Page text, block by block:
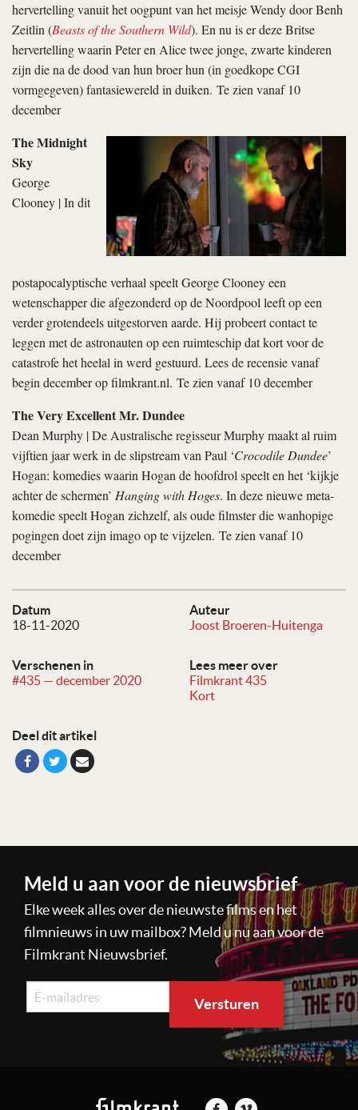
Datum
18-11-2020
Auteur
Joost Broeren-Huitenga
Verschenen in
#435 — december 2020
Lees meer over
Filmkrant 435
Kort
Deel dit artikel
hervertelling vanuit het oogpunt van het meisje Wendy door Benh
Zeitlin (Beasts of the Southern Wild). En nu is er deze Britse
hervertelling waarin Peter en Alice twee jonge, zwarte kinderen
zijn die na de dood van hun broer hun (in goedkope CGI
vormgegeven) fantasiewereld in duiken. Te zien vanaf 10
december
The Midnight
Sky
George
Clooney | In dit
postapocalyptische verhaal speelt George Clooney een
wetenschapper die afgezonderd op de Noordpool leeft op een
verder grotendeels uitgestorven aarde. Hij probeert contact te
leggen met de astronauten op een ruimteschip dat kort voor de
catastrofe het heelal in werd gestuurd. Lees de recensie vanaf
begin december op filmkrant.nl. Te zien vanaf 10 december
The Very Excellent Mr. Dundee
Dean Murphy | De Australische regisseur Murphy maakt al ruim
vijftien jaar werk in de slipstream van Paul ‘Crocodile Dundee’
Hogan: komedies waarin Hogan de hoofdrol speelt en het ‘kijkje
achter de schermen’ Hanging with Hoges. In deze nieuwe meta-
komedie speelt Hogan zichzelf, als oude filmster die wanhopige
pogingen doet zijn imago op te vijzelen. Te zien vanaf 10
december
Meld u aan voor de nieuwsbrief
Elke week alles over de nieuwste films en het
filmnieuws in uw mailbox? Meld u nu aan voor de
Filmkrant Nieuwsbrief.